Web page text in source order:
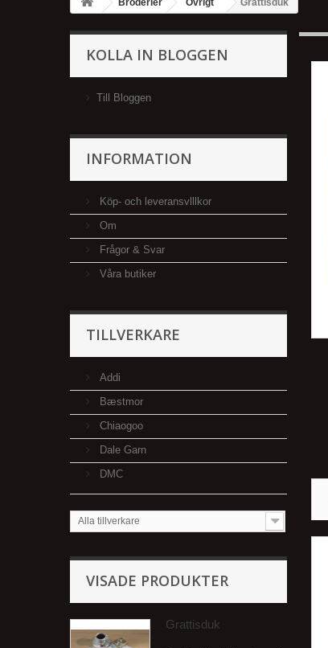
Broderier Övrigt Grattisduk
KOLLA IN BLOGGEN
Till Bloggen
INFORMATION
Köp- och leveransvlllkor
Om
Frågor & Svar
Våra butiker
TILLVERKARE
Addi
Bæstmor
Chiaogoo
Dale Garn
DMC
Alla tillverkare
VISADE PRODUKTER
Grattisduk